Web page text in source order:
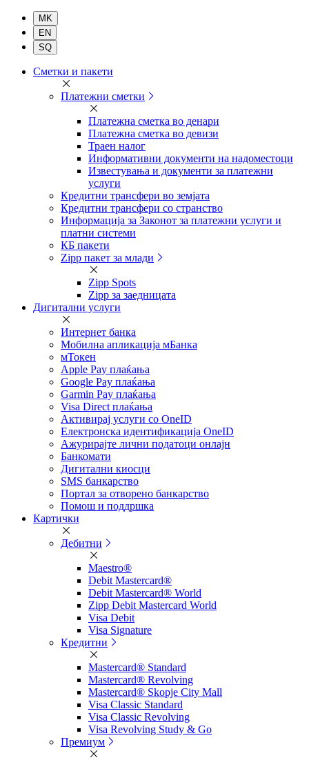
Комерцијална
Сметки и пакети
Платежни сметки
Платежна сметка во денари
Платежна сметка во девизи
Траен налог
Информативни документи на надоместоци
Известувања и документи за платежни
услуги
Кредитни трансфери во земјата
Кредитни трансфери со странство
Информација за Законот за платежни услуги и
платни системи
КБ пакети
Zipp пакет за млади
Zipp Spots
Zipp за заедницата
Дигитални услуги
Интернет банка
Мобилна апликација мБанка
мТокен
Apple Pay плаќања
Google Pay плаќања
Garmin Pay плаќања
Visa Direct плаќања
Активирај услуги со OneID
Електронска идентификација OneID
Ажурирајте лични податоци онлајн
Банкомати
Дигитални киосци
SMS банкарство
Портал за отворeно банкарство
Помош и поддршка
Картички
Дебитни
Maestro®
Debit Mastercard®
Debit Mastercard® World
Zipp Debit Mastercard World
Visa Debit
Visa Signature
Кредитни
Mastercard® Standard
Mastercard® Revolving
Mastercard® Skopje City Mall
Visa Classic Standard
Visa Classic Revolving
Visa Revolving Study & Go
Премиум